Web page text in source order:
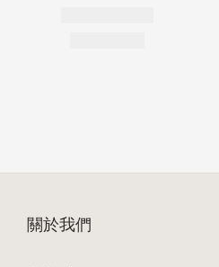
關於我們